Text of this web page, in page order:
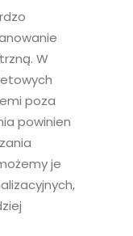
W
poza
powinien
je